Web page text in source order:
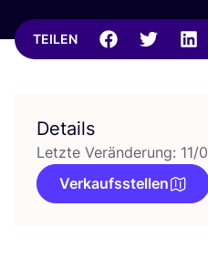
TEILEN
Details
Letzte Veränderung: 11/
Verkaufsstellen